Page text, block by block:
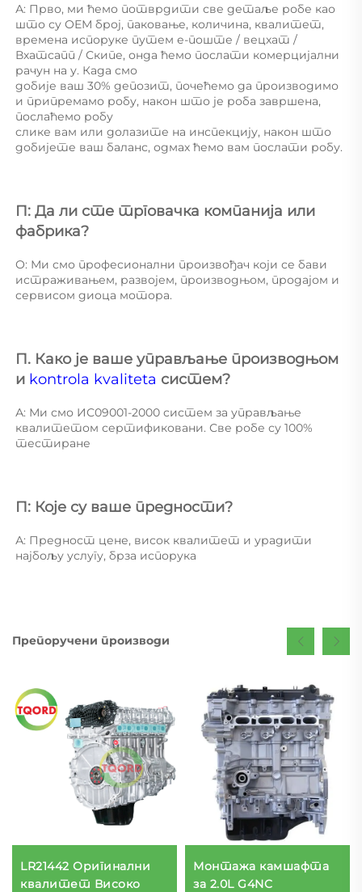
А: Прво, ми ћемо потврдити све детаље робе као
што су ОЕМ број, паковање, количина, квалитет,
времена испоруке путем е-поште / вецхат /
Вхатсапп / Скипе, онда ћемо послати комерцијални
рачун на у. Када смо
добије ваш 30% депозит, почећемо да производимо
и припремамо робу, након што је роба завршена,
послаћемо робу
слике вам или долазите на инспекцију, након што
добијете ваш баланс, одмах ћемо вам послати робу.
П: Да ли сте трговачка компанија или
фабрика?
О: Ми смо професионални произвођач који се бави
истраживањем, развојем, производњом, продајом и
сервисом диоца мотора.
П. Како је ваше управљање производњом
и kontrola kvaliteta систем?
А: Ми смо ИС09001-2000 систем за управљање
квалитетом сертификовани. Све робе су 100%
тестиране
П: Које су ваше предности?
А: Предност цене, висок квалитет и урадити
најбољу услугу, брза испорука
Препоручени производи
LR21442 Оригинални
квалитет Високо
Монтажа камшафта
за 2.0L G4NC